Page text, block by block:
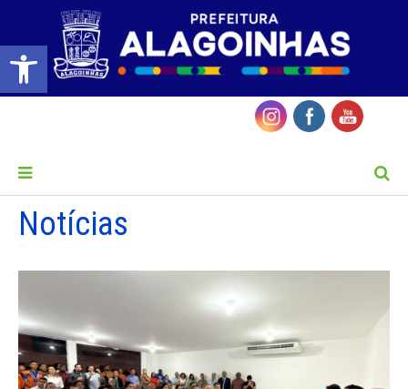
Barra de Ferramentas Aberta
Notícias